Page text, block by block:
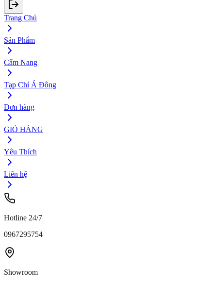
Trang Chủ
Sản Phẩm
Cẩm Nang
Tạp Chí Á Đông
Đơn hàng
GIỎ HÀNG
Yêu Thích
Liên hệ
Hotline 24/7
0967295754
Showroom